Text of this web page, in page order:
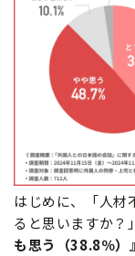
はじめに、「人材
ると思いますか？
も思う（38.8％）